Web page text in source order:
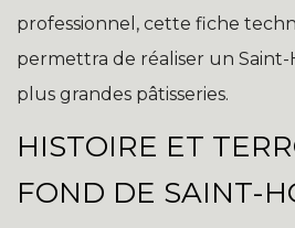
professionnel, cette fiche
permettra de réaliser un
plus grandes pâtisseries.
HISTOIRE ET
FOND DE SAINT-